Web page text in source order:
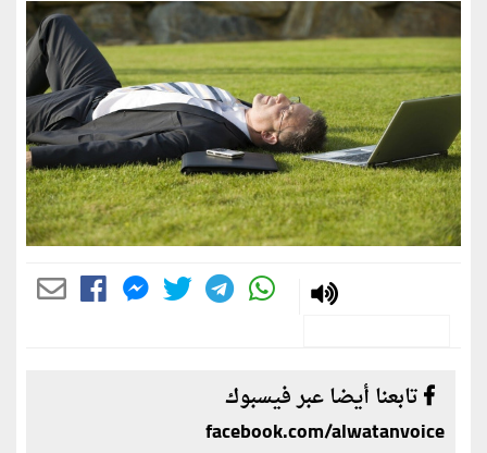
تابعنا أيضا عبر فيسبوك
facebook.com/alwatanvoice